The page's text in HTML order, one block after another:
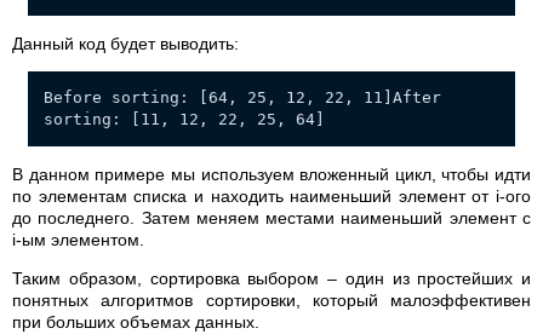
Данный код будет выводить:
Before sorting: [64, 25, 12, 22, 11]After
sorting: [11, 12, 22, 25, 64]
В данном примере мы используем вложенный цикл, чтобы идти
по элементам списка и находить наименьший элемент от i-ого
до последнего. Затем меняем местами наименьший элемент с
i-ым элементом.
Таким образом, сортировка выбором – один из простейших и
понятных алгоритмов сортировки, который малоэффективен
при больших объемах данных.